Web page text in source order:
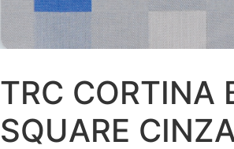
TRC CORTINA
SQUARE